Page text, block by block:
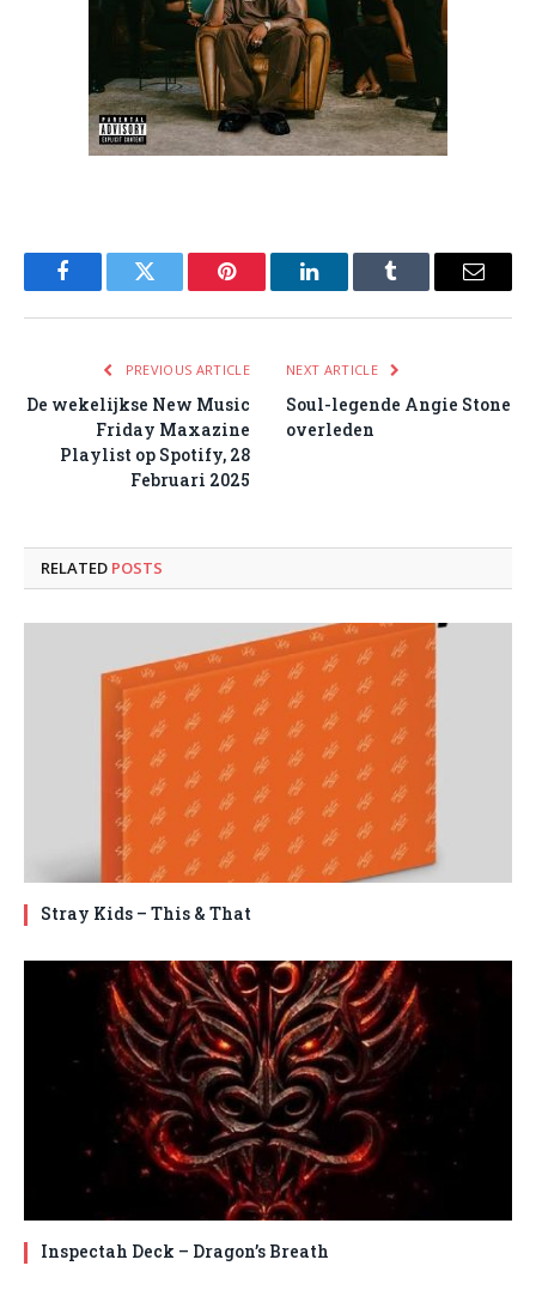
FacebookTwitter Pinterest LinkedInTumblr Email
PREVIOUS ARTICLE
De wekelijkse New Music
Friday Maxazine
Playlist op Spotify, 28
Februari 2025
NEXT ARTICLE
Soul-legende Angie Stone
overleden
RELATED POSTS
Stray Kids – This & That
Inspectah Deck – Dragon’s Breath